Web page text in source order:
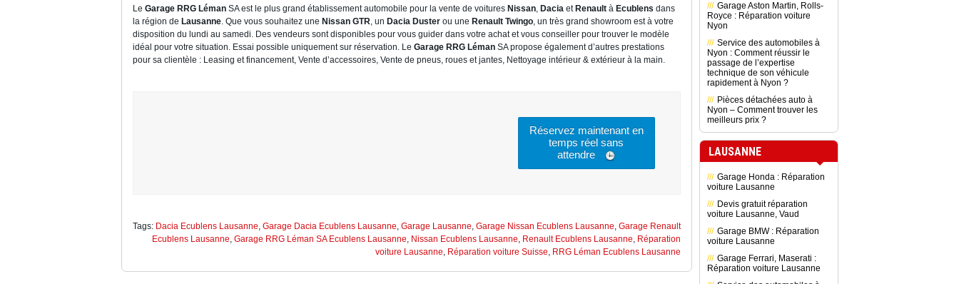
Le Garage RRG LémanSA est le plus grand établissement automobile pour la vente de voitures Nissan, DaciaetRenaultà Ecublens dans
la région de Lausanne. Que vous souhaitez une Nissan GTR, un Dacia Dusterou une Renault Twingo, un très grand showroom est à votre
disposition du lundi au samedi. Des vendeurs sont disponibles pour vous guider dans votre achat et vous conseiller pour trouver le modèle
idéal pour votre situation. Essai possible uniquement sur réservation. Le Garage RRG LémanSA propose également d’autres prestations
pour sa clientèle : Leasing et financement, Vente d’accessoires, Vente de pneus, roues et jantes, Nettoyage intérieur & extérieur à la main.
Réservez maintenant en
temps réel sans
attendre
Tags: Dacia Ecublens Lausanne, Garage Dacia Ecublens Lausanne, Garage Lausanne, Garage Nissan Ecublens Lausanne, Garage Renault
Ecublens Lausanne, Garage RRG Léman SA Ecublens Lausanne, Nissan Ecublens Lausanne, Renault Ecublens Lausanne, Réparation
voiture Lausanne, Réparation voiture Suisse, RRG Léman Ecublens Lausanne
Garage Aston Martin, Rolls-
Royce : Réparation voiture
Nyon
Service des automobiles à
Nyon : Comment réussir le
passage de l’expertise
technique de son véhicule
rapidement à Nyon ?
Pièces détachées auto à
Nyon – Comment trouver les
meilleurs prix ?
LAUSANNE
Garage Honda : Réparation
voiture Lausanne
Devis gratuit réparation
voiture Lausanne, Vaud
Garage BMW : Réparation
voiture Lausanne
Garage Ferrari, Maserati :
Réparation voiture Lausanne